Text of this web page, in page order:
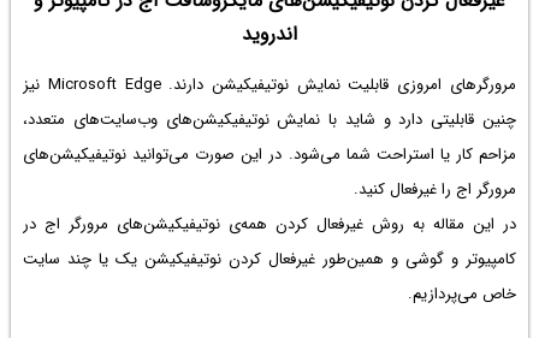
اندروید
مرورگرهای امروزی قابلیت نمایش نوتیفیکیشن دارند. Microsoft Edge نیز
چنین قابلیتی دارد و شاید با نمایش نوتیفیکیشن‌های وب‌سایت‌های متعدد،
مزاحم کار یا استراحت شما می‌شود. در این صورت می‌توانید نوتیفیکیشن‌های
مرورگر اج را غیرفعال کنید.
در این مقاله به روش غیرفعال کردن همه‌ی نوتیفیکیشن‌های مرورگر اج در
کامپیوتر و گوشی و همین‌طور غیرفعال کردن نوتیفیکیشن یک یا چند سایت
خاص می‌پردازیم.